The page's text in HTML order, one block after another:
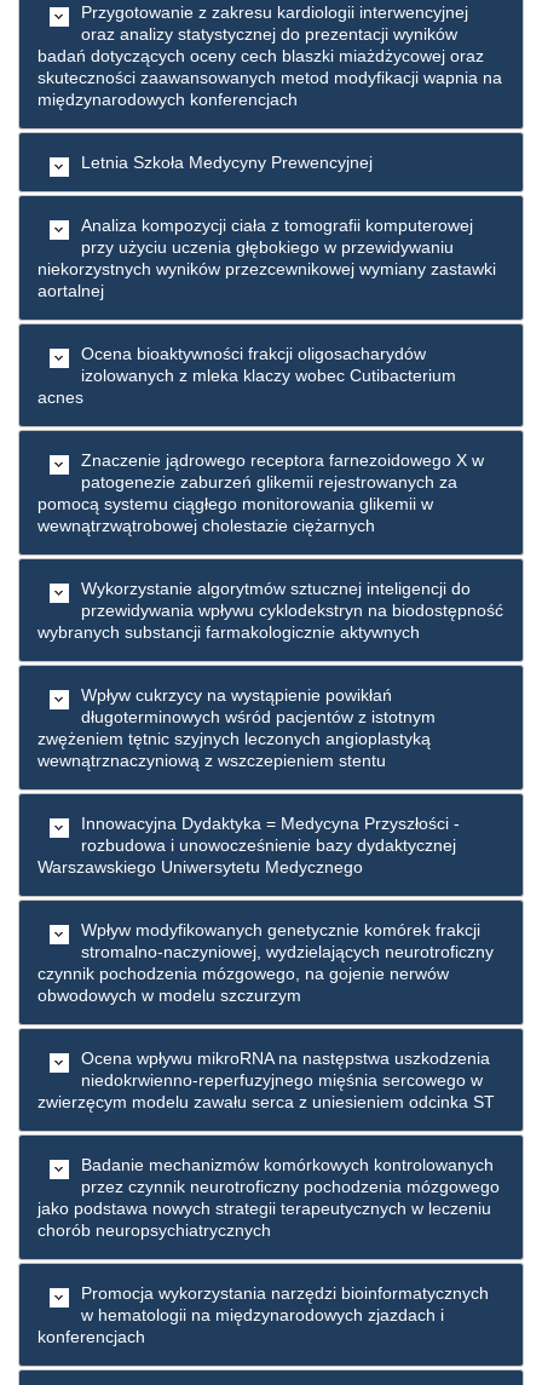
Przygotowanie z zakresu kardiologii interwencyjnej
oraz analizy statystycznej do prezentacji wyników
badań dotyczących oceny cech blaszki miażdżycowej oraz
skuteczności zaawansowanych metod modyfikacji wapnia na
międzynarodowych konferencjach
Letnia Szkoła Medycyny Prewencyjnej
Analiza kompozycji ciała z tomografii komputerowej
przy użyciu uczenia głębokiego w przewidywaniu
niekorzystnych wyników przezcewnikowej wymiany zastawki
aortalnej
Ocena bioaktywności frakcji oligosacharydów
izolowanych z mleka klaczy wobec Cutibacterium
acnes
Znaczenie jądrowego receptora farnezoidowego X w
patogenezie zaburzeń glikemii rejestrowanych za
pomocą systemu ciągłego monitorowania glikemii w
wewnątrzwątrobowej cholestazie ciężarnych
Wykorzystanie algorytmów sztucznej inteligencji do
przewidywania wpływu cyklodekstryn na biodostępność
wybranych substancji farmakologicznie aktywnych
Wpływ cukrzycy na wystąpienie powikłań
długoterminowych wśród pacjentów z istotnym
zwężeniem tętnic szyjnych leczonych angioplastyką
wewnątrznaczyniową z wszczepieniem stentu
Innowacyjna Dydaktyka = Medycyna Przyszłości -
rozbudowa i unowocześnienie bazy dydaktycznej
Warszawskiego Uniwersytetu Medycznego
Wpływ modyfikowanych genetycznie komórek frakcji
stromalno-naczyniowej, wydzielających neurotroficzny
czynnik pochodzenia mózgowego, na gojenie nerwów
obwodowych w modelu szczurzym
Ocena wpływu mikroRNA na następstwa uszkodzenia
niedokrwienno-reperfuzyjnego mięśnia sercowego w
zwierzęcym modelu zawału serca z uniesieniem odcinka ST
Badanie mechanizmów komórkowych kontrolowanych
przez czynnik neurotroficzny pochodzenia mózgowego
jako podstawa nowych strategii terapeutycznych w leczeniu
chorób neuropsychiatrycznych
Promocja wykorzystania narzędzi bioinformatycznych
w hematologii na międzynarodowych zjazdach i
konferencjach